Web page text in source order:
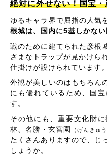
絶対に外せない！国宝・
ゆるキャラ界で屈指の人気
根城は、国内に5基しかな
戦のために建てられた彦根
ざまなトラップが見かけら
仕掛けが設けられています。
外観が美しいのはもちろん
にも優れているため、国
す。
その他にも、重要文化財
林、名勝・玄宮園
（げんきゅ
たくさんありますので、じ
しょうか。